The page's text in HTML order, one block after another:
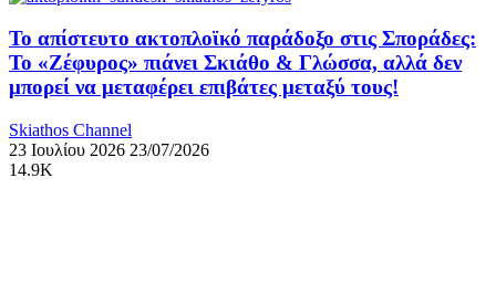
Το απίστευτο ακτοπλοϊκό παράδοξο στις Σποράδες:
Το «Ζέφυρος» πιάνει Σκιάθο & Γλώσσα, αλλά δεν
μπορεί να μεταφέρει επιβάτες μεταξύ τους!
Skiathos Channel
23 Ιουλίου 2026 23/07/2026
14.9K